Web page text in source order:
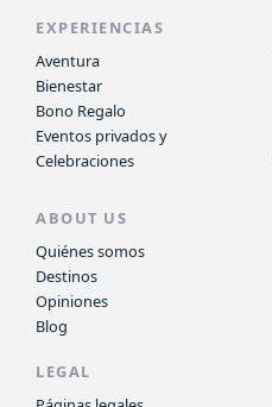
EXPERIENCIAS
Aventura
Bienestar
Bono Regalo
Eventos privados y
Celebraciones
ABOUT US
Quiénes somos
Destinos
Opiniones
Blog
LEGAL